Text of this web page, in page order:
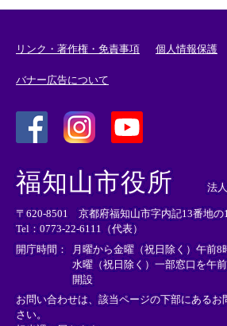
リンク・著作権・免責事項 個人情報保護
バナー広告について
外
部
リ
ン
ク
＞
外
リ
ン
ク
＞
外
部
ン
ク
＞
福知山市役所 法
〒620-8501 京都府福知山市字内記13番地の
Tel：0773-22-6111（代表）
開庁時間：
月曜から金曜（祝日除く）午前
水曜（祝日除く）一部窓口を午
開設
お問い合わせは、該当ページの下部にある
さい。